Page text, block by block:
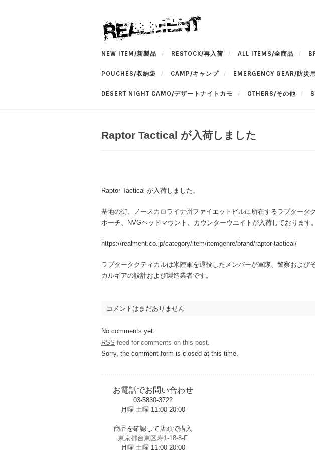
NEW ITEM/新製品 RESTOCK/再入荷 ALL ITEMS/全商品
POUCHES/収納袋 CAMP/キャンプ EMERGENCY GEAR/防災
DESERT NIGHT CAMO/デザートナイトカモ OTHERS/その他
Raptor Tactical が入荷しました
Raptor Tactical が入荷しました。
基地の街、ノースカロライナ州ファイエットビルに所在するラプタータ
ポーチ、NVGヘッドマウント、カウンターウエイトが入荷しております。
https://realment.co.jp/category/item/itemgenre/brand/raptor-tactical/
ラプタータクティカルは米陸軍を退役したメンバーが軍隊、警察および
カルギアの設計および製造業者です。
コメントはまだありません
No comments yet.
RSS feed for comments on this post.
Sorry, the comment form is closed at this time.
お電話でお問い合わせ
03-5830-3722
月曜-土曜 11:00-20:00
商品を確認して店頭で購入
東京都台東区寿1-18-8-F
月曜-土曜 11:00-20:00